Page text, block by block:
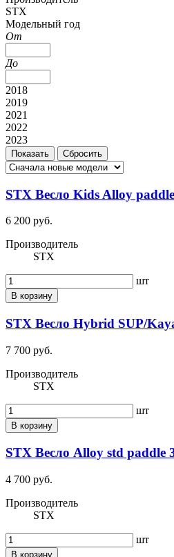
STX
Модельный год
От
До
2018
2019
2021
2022
2023
STX Весло Kids Alloy
6 200 руб.
Производитель
STX
шт
В корзину
STX Весло Hybrid SUP/
7 700 руб.
Производитель
STX
шт
В корзину
STX Весло Alloy std paddle
4 700 руб.
Производитель
STX
шт
В корзину